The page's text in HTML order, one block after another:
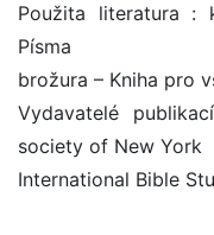
Použita literatura :
Písma
brožura – Kniha pro
Vydavatelé
society of New York
International Bible